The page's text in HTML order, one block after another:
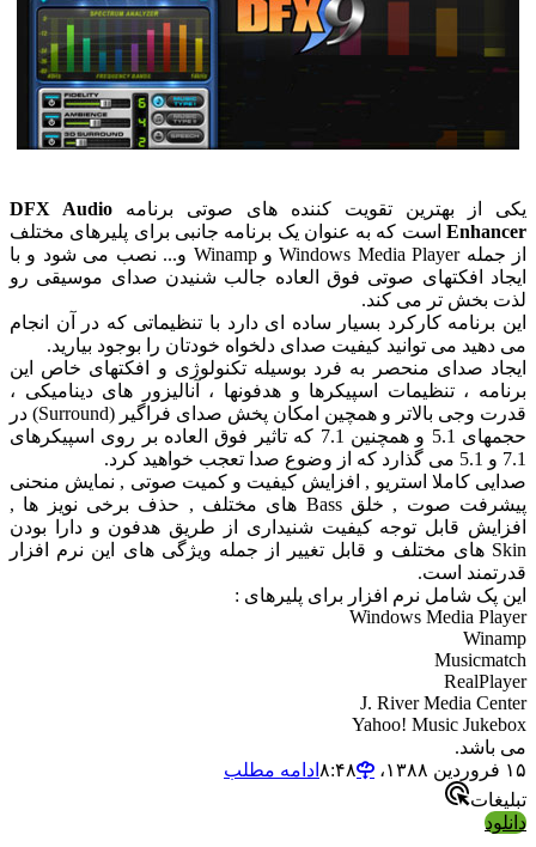
یکی از بهترین تقویت کننده های صوتی برنامه DFX Audio
Enhancer است که به عنوان یک برنامه جانبی برای پلیرهای مختلف
از جمله Windows Media Player و Winamp و... نصب می شود و با
ایجاد افکتهای صوتی فوق العاده جالب شنیدن صدای موسیقی رو
لذت بخش تر می کند.
این برنامه کارکرد بسیار ساده ای دارد با تنظیماتی که در آن انجام
می دهید می توانید کیفیت صدای دلخواه خودتان را بوجود بیارید.
ایجاد صدای منحصر به فرد بوسیله تکنولوژی و افکتهای خاص این
برنامه ، تنظیمات اسپیکرها و هدفونها ، آنالیزور های دینامیکی ،
قدرت وجی بالاتر و همچین امکان پخش صدای فراگیر (Surround) در
حجمهای 5.1 و همچنین 7.1 که تاثیر فوق العاده بر روی اسپیکرهای
7.1 و 5.1 می گذارد که از وضوع صدا تعجب خواهید کرد.
صدایی کاملا استریو , افزایش کیفیت و کمیت صوتی , نمایش منحنی
پیشرفت صوت , خلق Bass های مختلف , حذف برخی نویز ها ,
افزایش قابل توجه کیفیت شنیداری از طریق هدفون و دارا بودن
Skin های مختلف و قابل تغییر از جمله ویژگی های این نرم افزار
قدرتمند است.
این پک شامل نرم افزار برای پلیرهای :
Windows Media Player
Winamp
Musicmatch
RealPlayer
J. River Media Center
Yahoo! Music Jukebox
می باشد.
۱۵ فروردین ۱۳۸۸،‏ ۸:۴۸
ادامه مطلب
تبلیغات
دانلود